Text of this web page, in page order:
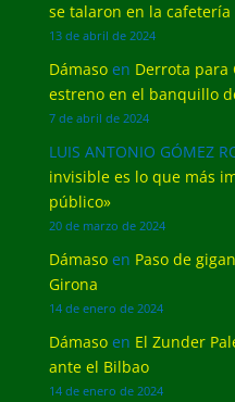
se talaron en la cafetería
13 de abril de 2024
Dámasoen Derrota para
estreno en el banquillo
7 de abril de 2024
LUIS ANTONIO GÓMEZ
invisible es lo que más
público»
20 de marzo de 2024
Dámasoen Paso de
Girona
14 de enero de 2024
Dámasoen El Zunder
ante el Bilbao
14 de enero de 2024